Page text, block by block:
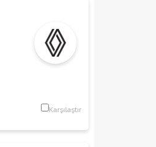
Karşılaştır